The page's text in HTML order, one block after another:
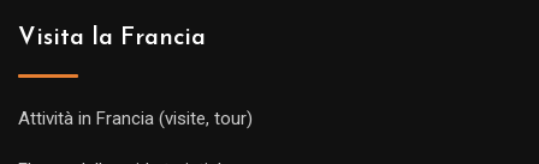
Visita la Francia
Attività in Francia (visite, tour)